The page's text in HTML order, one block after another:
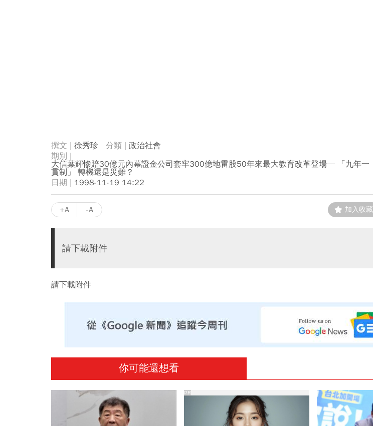
徐秀珍
政治社會
大信葉輝慘賠30億元內幕證金公司套牢300億地雷股50年來最大教育改革登場─ 「九年一
貫制」 轉機還是災難？
1998-11-19 14:22
+A -A 加入收藏
請下載附件
請下載附件
你可能還想看
PR